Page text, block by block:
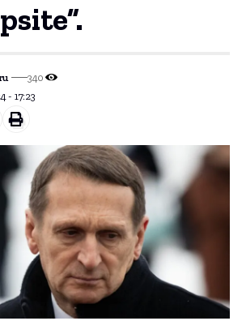
- 17:23
340